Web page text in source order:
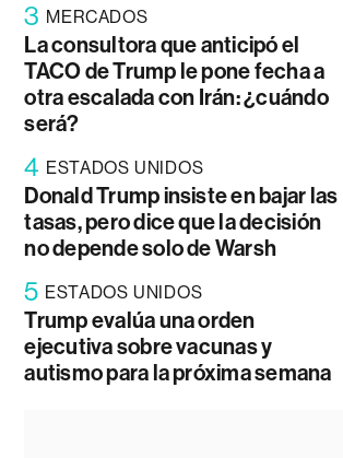
3 MERCADOS
La consultora que anticipó el
TACO de Trump le pone fecha a
otra escalada con Irán: ¿cuándo
será?
4 ESTADOS UNIDOS
Donald Trump insiste en bajar las
tasas, pero dice que la decisión
no depende solo de Warsh
5 ESTADOS UNIDOS
Trump evalúa una orden
ejecutiva sobre vacunas y
autismo para la próxima semana